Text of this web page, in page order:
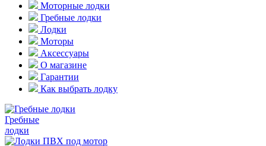
Моторные лодки
Гребные лодки
Лодки
Моторы
Аксессуары
О магазине
Гарантии
Как выбрать лодку
Гребные
лодки